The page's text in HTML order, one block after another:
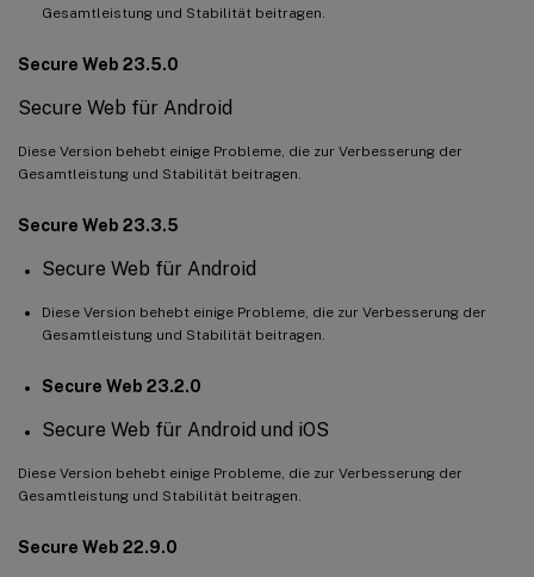
Gesamtleistung und Stabilität beitragen.
Secure Web 23.5.0
Secure Web für Android
Diese Version behebt einige Probleme, die zur Verbesserung der
Gesamtleistung und Stabilität beitragen.
Secure Web 23.3.5
Secure Web für Android
Diese Version behebt einige Probleme, die zur Verbesserung der
Gesamtleistung und Stabilität beitragen.
Secure Web 23.2.0
Secure Web für Android und iOS
Diese Version behebt einige Probleme, die zur Verbesserung der
Gesamtleistung und Stabilität beitragen.
Secure Web 22.9.0